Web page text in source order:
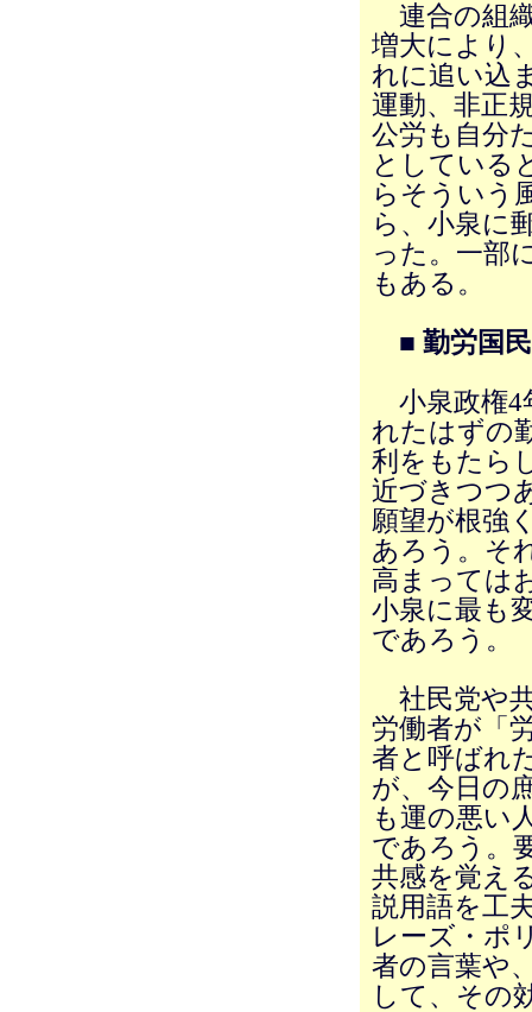
連合の組
増大により
れに追い込
運動、非正
公労も自分
としている
らそういう
ら、小泉に
った。一部
もある。
■ 勤労国
小泉政権4
れたはずの
利をもたら
近づきつつ
願望が根強
あろう。そ
高まっては
小泉に最も
であろう。
社民党や
労働者が「
者と呼ばれ
が、今日の
も運の悪い
であろう。
共感を覚え
説用語を工
レーズ・ポ
者の言葉や
して、その